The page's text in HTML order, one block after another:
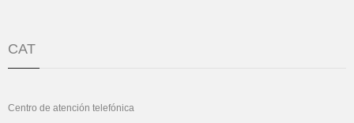
CAT
Centro de atención telefónica